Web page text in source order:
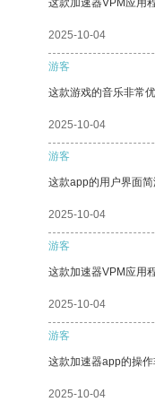
这款加速器VPM应用
2025-10-04
游客
这款游戏的音乐非常
2025-10-04
游客
这款app的用户界面
2025-10-04
游客
这款加速器VPM应用
2025-10-04
游客
这款加速器app的操作
2025-10-04